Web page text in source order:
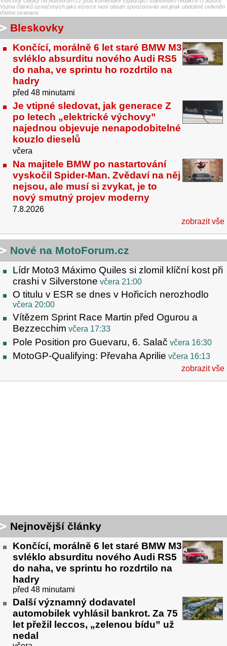
Vyjma článků označených jako inzerce není obsah sponzorován ani jinak obdobně ovlivněn
třetími stranami.
Bleskovky
Končící, morálně 6 let staré BMW M3
svléklo absurditu nového Audi RS5
do naha, ve sprintu ho rozdrtilo na
hadry
před 48 minutami
Je vtipné sledovat, jak generace Z
po letech „elektrické výchovy”
najednou objevuje nenapodobitelné
kouzlo dieselů
včera
Na majitele BMW po nastartování
vyskočil Spider-Man. Zvědaví na něj
nejsou, ale musí si zvykat, je to
nový smutný projev moderny
7.8.2026
zobrazit vše
Nové na MotoForum.cz
Lídr Moto3 Máximo Quiles si zlomil klíční kost při
crashi v Silverstone včera 21:00
O titulu v ESR se dnes v Hořicích nerozhodlo
včera 20:00
Vítězem Sprint Race Martin před Ogurou a
Bezzecchim včera 17:33
Pole Position pro Guevaru, 6. Salač včera 16:30
MotoGP-Qualifying: Převaha Aprilie včera 16:13
zobrazit vše
Nejnovější články
Končící, morálně 6 let staré BMW M3
svléklo absurditu nového Audi RS5
do naha, ve sprintu ho rozdrtilo na
hadry
před 48 minutami
Další významný dodavatel
automobilek vyhlásil bankrot. Za 75
let přežil leccos, „zelenou bídu” už
nedal